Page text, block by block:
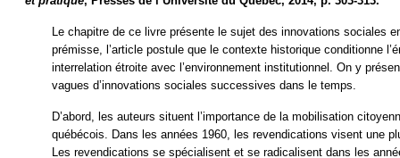
Le chapitre de ce livre présente le sujet des innovations sociales
prémisse, l’article postule que le contexte historique conditionne
interrelation étroite avec l’environnement institutionnel. On y
vagues d’innovations sociales successives dans le temps.
D’abord, les auteurs situent l’importance de la mobilisation
québécois. Dans les années 1960, les revendications visent une
Les revendications se spécialisent et se radicalisent dans les